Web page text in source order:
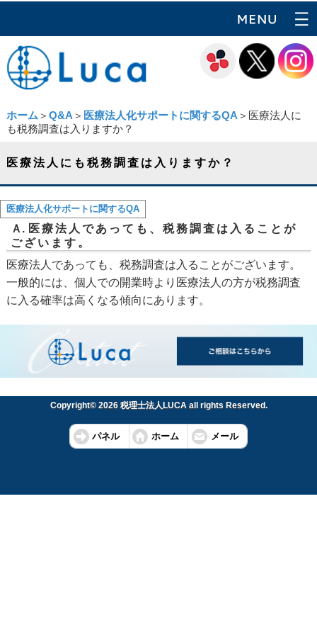
ホーム ＞ Q&A ＞ 医療法人化サポートに関するQA ＞医療法人に
も税務調査は入りますか？
医療法人にも税務調査は入りますか？
医療法人化サポートに関するQA
Ａ. 医療法人であっても、税務調査は入ることが
ございます。
医療法人であっても、税務調査は入ることがございます。
一般的には、個人での開業時より医療法人の方が税務調査
に入る確率は高くなる傾向にあります。
Copyright© 2026 税理士法人LUCA all rights Reserved.
パネル ホーム メール